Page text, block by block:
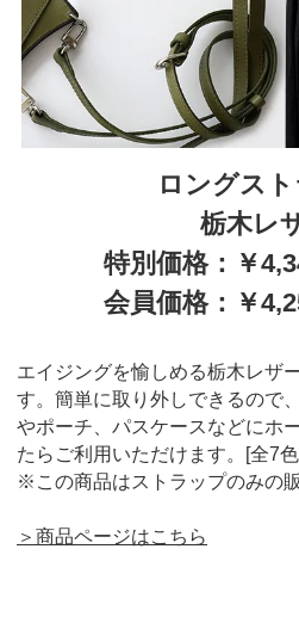
ロングス
栃木レ
特別価格：￥
会員価格：￥
エイジングを愉しめる栃木レザ
す。簡単に取り外しできるので
やポーチ、パスケースなどにホ
たらご利用いただけます。[全7
※この商品はストラップのみの販
＞商品ページはこちら